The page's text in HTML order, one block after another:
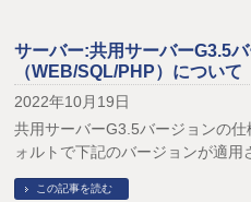
サーバー:共用サーバーG3.5
（WEB/SQL/PHP）について
2022年10月19日
共用サーバーG3.5バージョンの
ォルトで下記のバージョンが適用
この記事を読む